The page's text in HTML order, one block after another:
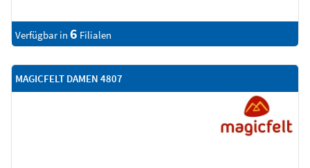
Verfügbar in 6 Filialen
MAGICFELT DAMEN 4807